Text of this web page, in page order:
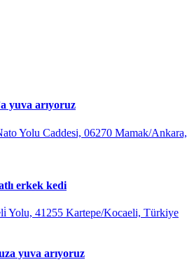
yuva arıyoruz
Yolu Caddesi, 06270 Mamak/Ankara,
erkek kedi
Yolu, 41255 Kartepe/Kocaeli, Türkiye
yuva arıyoruz